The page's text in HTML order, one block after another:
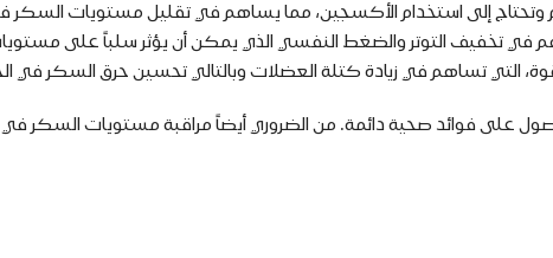
وتحتاج إلى استخدام الأكسجين، مما يساهم في تقليل مستويات السكر
تساهم في تخفيف التوتر والضغط النفسي الذي يمكن أن يؤثر سلباً على
التي تساهم في زيادة كتلة العضلات وبالتالي تحسين حرق السكر في
على فوائد صحية دائمة. من الضروري أيضاً مراقبة مستويات السكر